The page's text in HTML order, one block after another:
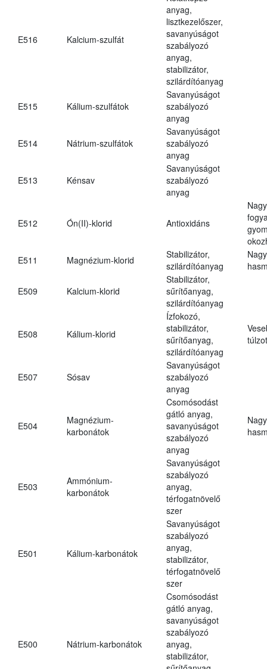
E516 Kalcium-szulfát
anyag,
lisztkezelőszer,
savanyúságot
szabályozó
anyag,
stabilizátor,
szilárdítóanyag
E515 Kálium-szulfátok
Savanyúságot
szabályozó
anyag
E514 Nátrium-szulfátok
Savanyúságot
szabályozó
anyag
E513 Kénsav
Savanyúságot
szabályozó
anyag
E512 Ón(II)-klorid Antioxidáns
E511
Magnézium-klorid
Stabilizátor,
szilárdítóanyag
E509 Kalcium-klorid
Stabilizátor,
sűrítőanyag,
szilárdítóanyag
E508 Kálium-klorid
Ízfokozó,
stabilizátor,
sűrítőanyag,
szilárdítóanyag
E507 Sósav
Savanyúságot
szabályozó
anyag
E504
Magnézium-
karbonátok
Csomósodást
gátló anyag,
savanyúságot
szabályozó
anyag
E503
Ammónium-
karbonátok
Savanyúságot
szabályozó
anyag,
térfogatnövelő
szer
E501 Kálium-karbonátok
Savanyúságot
szabályozó
anyag,
stabilizátor,
térfogatnövelő
szer
E500 Nátrium-karbonátok
Csomósodást
gátló anyag,
savanyúságot
szabályozó
anyag,
stabilizátor,